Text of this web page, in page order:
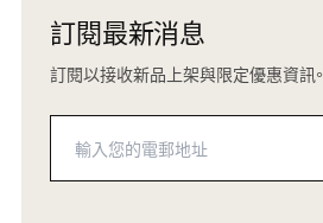
訂閱最新消息
訂閱以接收新品上架與限定優惠資訊。